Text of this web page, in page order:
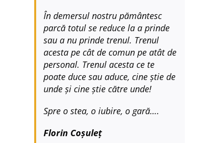
În demersul nostru pământesc
parcă totul se reduce la a prinde
sau a nu prinde trenul. Trenul
acesta pe cât de comun pe atât de
personal. Trenul acesta ce te
poate duce sau aduce, cine știe de
unde și cine știe către unde!
Spre o stea, o iubire, o gară….
Florin Coșuleț